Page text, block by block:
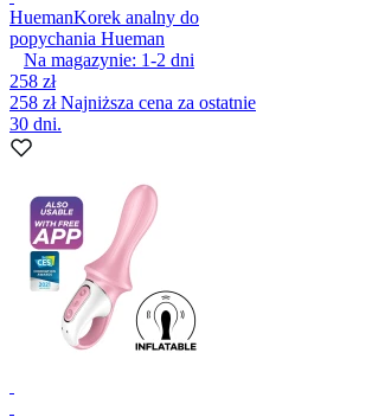
HuemanKorek analny do
popychania Hueman
Na magazynie: 1-2 dni
258 zł
258 złNajniższa cena za ostatnie
30 dni.